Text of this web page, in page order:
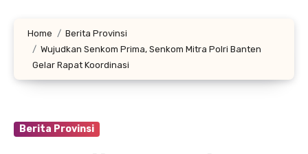
Home
Berita Provinsi
Wujudkan Senkom Prima, Senkom Mitra Polri Banten
Gelar Rapat Koordinasi
Berita Provinsi